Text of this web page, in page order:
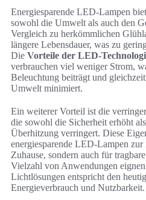
Energiesparende LED-Lampen
sowohl die Umwelt als auch den
Vergleich zu herkömmlichen
längere Lebensdauer, was zu
Die Vorteile der LED-
verbrauchen viel weniger Strom,
Beleuchtung beiträgt und
Umwelt minimiert.
Ein weiterer Vorteil ist die
die sowohl die Sicherheit erhöht
Überhitzung verringert. Diese
energiesparende LED-Lampen
Zuhause, sondern auch für
Vielzahl von Anwendungen
Lichtlösungen entspricht den
Energieverbrauch und Nutzbarkeit.